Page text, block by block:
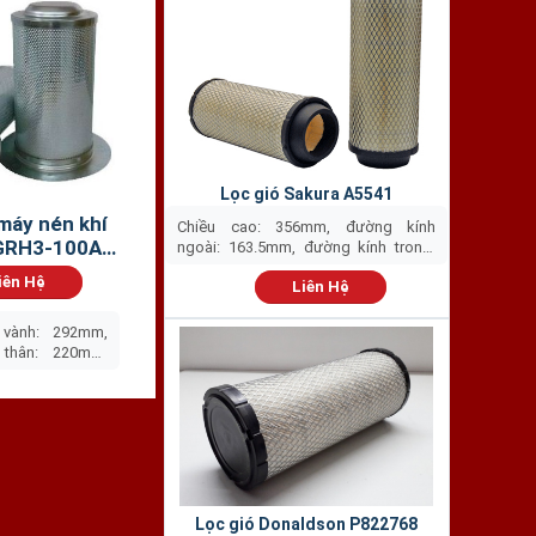
nén khí
100A
Hệ
292mm,
220mm,
Lọc gió Sakura A5541
Chiều cao: 356mm, đường kính
ngoài: 163.5mm, đường kính trong:
Liên Hệ
Lọc gió Donaldson P822768